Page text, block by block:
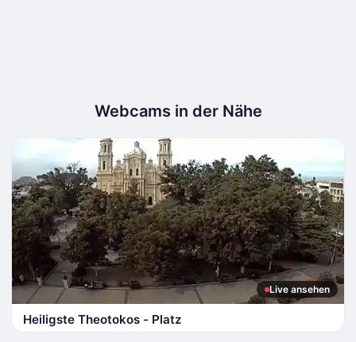
Webcams in der Nähe
Live ansehen
Heiligste Theotokos - Platz